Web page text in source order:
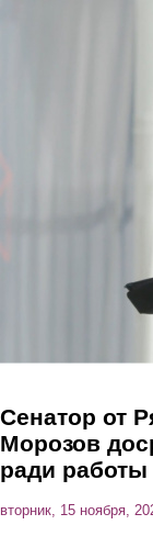
Сенатор от
Морозов
ради
вторник, 15 ноября,